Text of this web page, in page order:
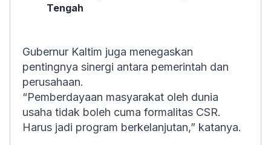
Tengah
Gubernur Kaltim juga menegaskan
pentingnya sinergi antara pemerintah dan
perusahaan.
“Pemberdayaan masyarakat oleh dunia
usaha tidak boleh cuma formalitas CSR.
Harus jadi program berkelanjutan,” katanya.